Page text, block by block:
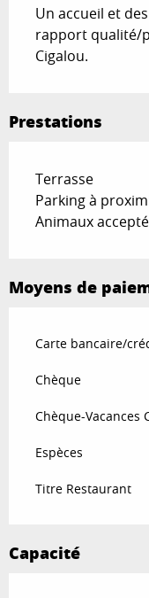
Un accueil et
rapport qualité/
Cigalou.
Prestations
Terrasse
Parking à
Animaux
Moyens de
Carte bancaire/
Chèque
Chèque-Vacances
Espèces
Titre Restaurant
Capacité